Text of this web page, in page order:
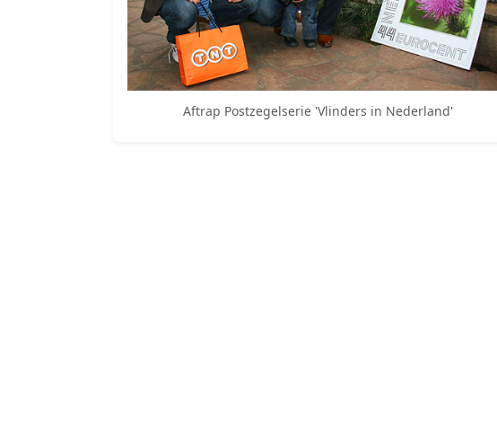
Aftrap Postzegelserie 'Vlinders in Nederland'